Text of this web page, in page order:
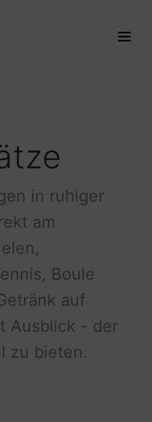
in ruhiger
am
Boule
auf
Ausblick - der
zu bieten.